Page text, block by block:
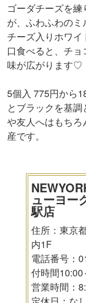
ゴーダチーズを
が、ふわふわの
チーズ入りホワイ
口食べると、チ
味が広がります♡
5個入 775円から
とブラックを基
や友人へはもち
産です。
ューヨー
駅店
住所：東京
内1F
電話番号：
付時間10:00
営業時間：